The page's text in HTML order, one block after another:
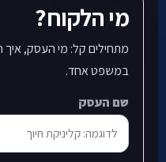
מי הלקוח?
מתחילים קל: מי העסק, איך
במשפט אחד.
שם העסק